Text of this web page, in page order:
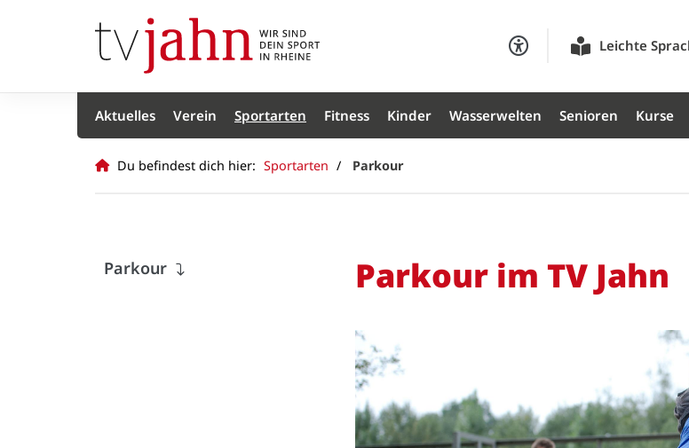
Leichte
Aktuelles Verein Sportarten Fitness Kinder Wasserwelten Senioren Kurse
Du befindest dich hier: Sportarten Parkour
Parkour im TV Jahn
Parkour